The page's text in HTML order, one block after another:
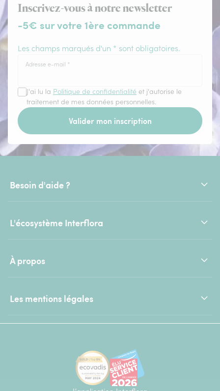
Inscrivez-vous à notre newsletter
-5€ sur votre 1ère commande
Les champs marqués d'un * sont obligatoires.
Adresse e-mail *
J'ai lu la Politique de confidentialité et j'autorise le
traitement de mes données personnelles.
Valider mon inscription
Besoin d'aide ?
L'écosystème Interflora
À propos
Les mentions légales